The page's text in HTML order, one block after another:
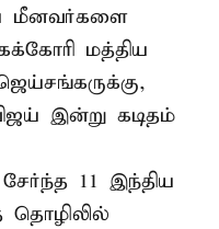
மீனவர்களை
மத்திய
இன்று கடிதம்
11 இந்திய
தொழிலில்